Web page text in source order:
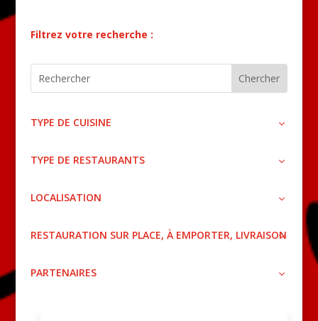
Filtrez votre recherche :
TYPE DE CUISINE
TYPE DE RESTAURANTS
LOCALISATION
RESTAURATION SUR PLACE, À EMPORTER, LIVRAISON
PARTENAIRES